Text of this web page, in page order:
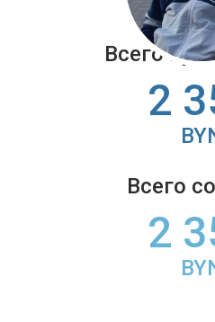
Всего
2
Всего
2